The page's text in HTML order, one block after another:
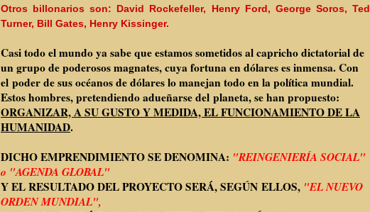
Otros billonarios son: David Rockefeller, Henry Ford, George Soros, Ted
Turner, Bill Gates, Henry Kissinger.
Casi todo el mundo ya sabe que estamos sometidos al capricho dictatorial de
un grupo de poderosos magnates, cuya fortuna en dólares es inmensa. Con
el poder de sus océanos de dólares lo manejan todo en la política mundial.
Estos hombres, pretendiendo adueñarse del planeta, se han propuesto:
ORGANIZAR, A SU GUSTO Y MEDIDA, EL FUNCIONAMIENTO DE LA
HUMANIDAD.
DICHO EMPRENDIMIENTO SE DENOMINA: "REINGENIERÍA SOCIAL"
o "AGENDA GLOBAL"
Y EL RESULTADO DEL PROYECTO SERÁ, SEGÚN ELLOS, "EL NUEVO
ORDEN MUNDIAL",